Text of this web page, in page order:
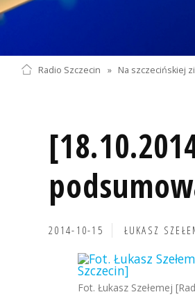
Radio Szczecin » Na szczecińskiej
2014-10-15 ŁUKASZ
Fot. Łukasz Szełemej